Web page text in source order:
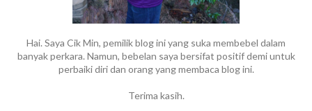
Hai. Saya Cik Min, pemilik blog ini yang suka membebel dalam
banyak perkara. Namun, bebelan saya bersifat positif demi untuk
perbaiki diri dan orang yang membaca blog ini.
Terima kasih.